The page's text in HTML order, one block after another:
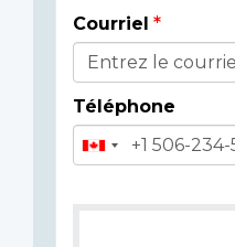
Courriel
Téléphone